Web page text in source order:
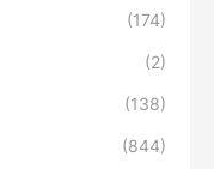
(174)
(2)
(138)
(844)